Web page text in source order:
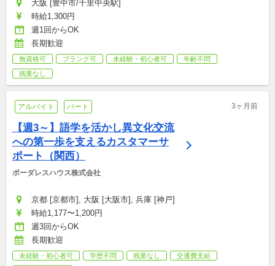
大阪 [豊中市/千里中央駅]
時給1,300円
週1回からOK
長期歓迎
無資格可 ブランク可 未経験・初心者可
年齢不問
残業なし
アルバイト パート 3ヶ月前
【週3～】語学を活かし異文化交流
への第一歩を支えるカスタマーサ
ポート（関西）
ボーダレスハウス株式会社
京都 [京都市], 大阪 [大阪市], 兵庫 [神戸]
時給1,177〜1,200円
週3回からOK
長期歓迎
未経験・初心者可 学歴不問 残業なし
交通費支給